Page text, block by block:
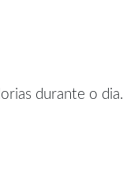
durante o dia.